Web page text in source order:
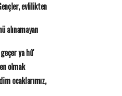
evlilikten
alınamayan
ya hû'
olmak
ocaklarımız,